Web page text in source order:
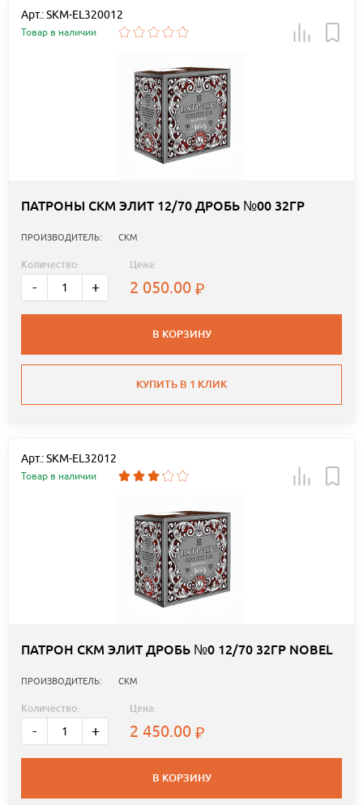
Арт.: SKM-EL320012
Товар в наличии
ПАТРОНЫ СКМ ЭЛИТ 12/70 ДРОБЬ №00 32ГР
ПРОИЗВОДИТЕЛЬ: СКМ
Количество:
- +
Цена:
2 050.00
В КОРЗИНУ
КУПИТЬ В 1 КЛИК
Арт.: SKM-EL32012
Товар в наличии
ПАТРОН СКМ ЭЛИТ ДРОБЬ №0 12/70 32ГР NOBEL
ПРОИЗВОДИТЕЛЬ: СКМ
Количество:
- +
Цена:
2 450.00
В КОРЗИНУ